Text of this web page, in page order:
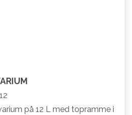
på 12 L med topramme i